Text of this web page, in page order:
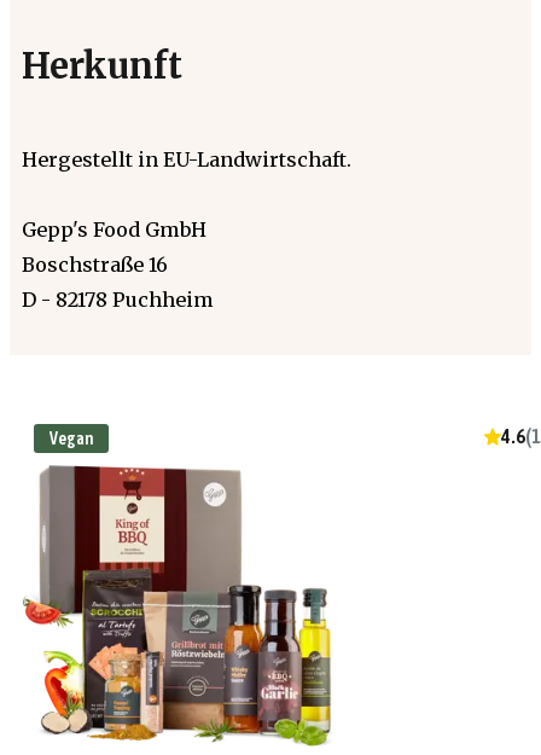
Herkunft
Hergestellt in EU-Landwirtschaft.
Gepp's Food GmbH
Boschstraße 16
D - 82178 Puchheim
Vegan 4.6(